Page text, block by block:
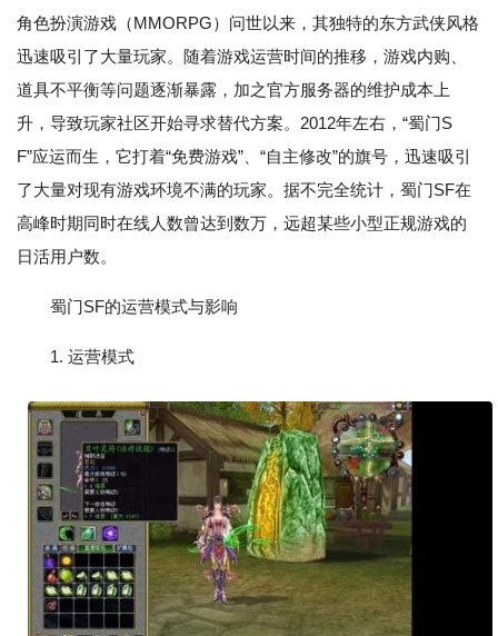
角色扮演游戏（MMORPG）问世以来，其独特的东方武侠风格
迅速吸引了大量玩家。随着游戏运营时间的推移，游戏内购、
道具不平衡等问题逐渐暴露，加之官方服务器的维护成本上
升，导致玩家社区开始寻求替代方案。2012年左右，“蜀门S
F”应运而生，它打着“免费游戏”、“自主修改”的旗号，迅速吸引
了大量对现有游戏环境不满的玩家。据不完全统计，蜀门SF在
高峰时期同时在线人数曾达到数万，远超某些小型正规游戏的
日活用户数。
蜀门SF的运营模式与影响
1. 运营模式